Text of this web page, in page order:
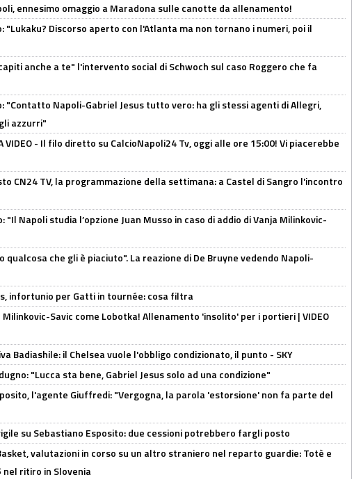
ennesimo omaggio a Maradona sulle canotte da allenamento!
"Lukaku? Discorso aperto con l'Atlanta ma non tornano i numeri, poi il
anche a te" l'intervento social di Schwoch sul caso Roggero che fa
"Contatto Napoli-Gabriel Jesus tutto vero: ha gli stessi agenti di Allegri,
azzurri"
VIDEO - Il filo diretto su CalcioNapoli24 Tv, oggi alle ore 15:00! Vi piacerebbe
CN24 TV, la programmazione della settimana: a Castel di Sangro l'incontro
"Il Napoli studia l’opzione Juan Musso in caso di addio di Vanja Milinkovic-
qualcosa che gli è piaciuto". La reazione di De Bruyne vedendo Napoli-
infortunio per Gatti in tournée: cosa filtra
Savic come Lobotka! Allenamento 'insolito' per i portieri | VIDEO
Badiashile: il Chelsea vuole l'obbligo condizionato, il punto - SKY
"Lucca sta bene, Gabriel Jesus solo ad una condizione"
l'agente Giuffredi: "Vergogna, la parola 'estorsione' non fa parte del
su Sebastiano Esposito: due cessioni potrebbero fargli posto
valutazioni in corso su un altro straniero nel reparto guardie: Totè e
nel ritiro in Slovenia